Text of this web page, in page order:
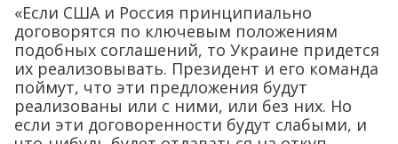
«Если США и Россия принципиально
договорятся по ключевым положениям
подобных соглашений, то Украине придется
их реализовывать. Президент и его команда
поймут, что эти предложения будут
реализованы или с ними, или без них. Но
если эти договоренности будут слабыми, и